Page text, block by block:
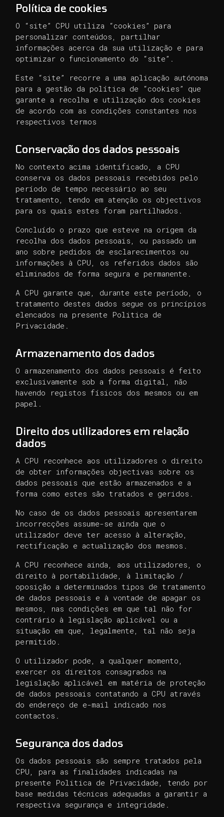
Política de cookies
O “site” CPU utiliza “cookies” para
personalizar conteúdos, partilhar
informações acerca da sua utilização e para
optimizar o funcionamento do “site”.
Este “site” recorre a uma aplicação autónoma
para a gestão da política de “cookies” que
garante a recolha e utilização dos cookies
de acordo com as condições constantes nos
respectivos termos
Conservação dos dados pessoais
No contexto acima identificado, a CPU
conserva os dados pessoais recebidos pelo
período de tempo necessário ao seu
tratamento, tendo em atenção os objectivos
para os quais estes foram partilhados.
Concluído o prazo que esteve na origem da
recolha dos dados pessoais, ou passado um
ano sobre pedidos de esclarecimentos ou
informações à CPU, os referidos dados são
eliminados de forma segura e permanente.
A CPU garante que, durante este período, o
tratamento destes dados segue os princípios
elencados na presente Politica de
Privacidade.
Armazenamento dos dados
O armazenamento dos dados pessoais é feito
exclusivamente sob a forma digital, não
havendo registos físicos dos mesmos ou em
papel.
Direito dos utilizadores em relação
dados
A CPU reconhece aos utilizadores o direito
de obter informações objectivas sobre os
dados pessoais que estão armazenados e a
forma como estes são tratados e geridos.
No caso de os dados pessoais apresentarem
incorrecções assume-se ainda que o
utilizador deve ter acesso à alteração,
rectificação e actualização dos mesmos.
A CPU reconhece ainda, aos utilizadores, o
direito à portabilidade, à limitação /
oposição a determinados tipos de tratamento
de dados pessoais e à vontade de apagar os
mesmos, nas condições em que tal não for
contrário à legislação aplicável ou a
situação em que, legalmente, tal não seja
permitido.
O utilizador pode, a qualquer momento,
exercer os direitos consagrados na
legislação aplicável em matéria de proteção
de dados pessoais contatando a CPU através
do endereço de e-mail indicado nos
contactos.
Segurança dos dados
Os dados pessoais são sempre tratados pela
CPU, para as finalidades indicadas na
presente Politica de Privacidade, tendo por
base medidas técnicas adequadas a garantir a
respectiva segurança e integridade.